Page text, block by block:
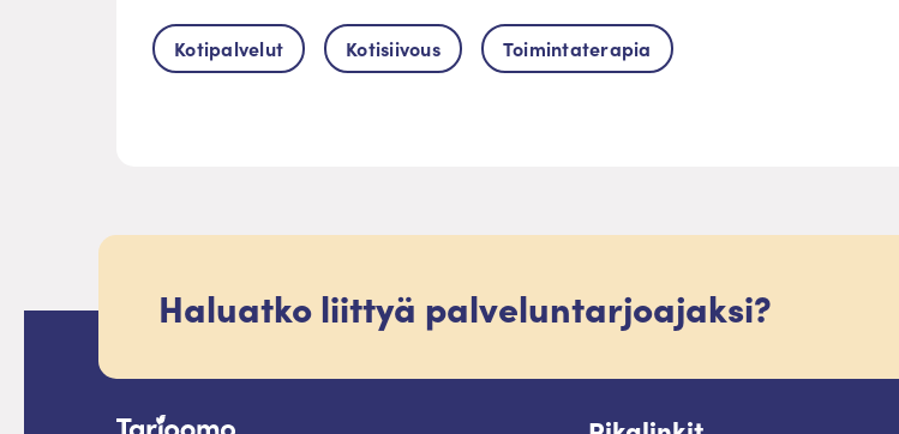
Kotipalvelut Kotisiivous Toimintaterapia
Haluatko liittyä palveluntarjoajaksi?